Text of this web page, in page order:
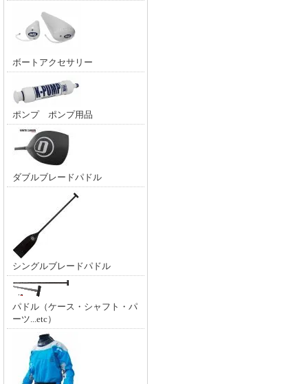
ボートアクセサリー
ポンプ ポンプ用品
ダブルブレードパドル
シングルブレードパドル
パドル（ケース・シャフト・パ
ーツ...etc）